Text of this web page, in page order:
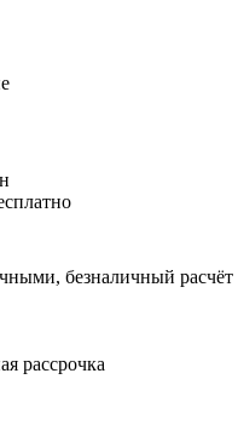
безналичный расчёт
рассрочка